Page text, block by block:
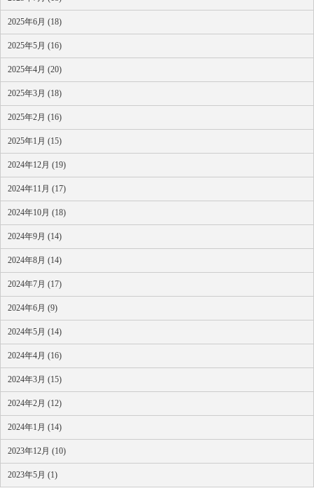
2025年6月 (18)
2025年5月 (16)
2025年4月 (20)
2025年3月 (18)
2025年2月 (16)
2025年1月 (15)
2024年12月 (19)
2024年11月 (17)
2024年10月 (18)
2024年9月 (14)
2024年8月 (14)
2024年7月 (17)
2024年6月 (9)
2024年5月 (14)
2024年4月 (16)
2024年3月 (15)
2024年2月 (12)
2024年1月 (14)
2023年12月 (10)
2023年5月 (1)